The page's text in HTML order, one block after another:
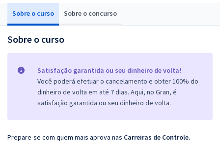
Sobre o curso Sobre o concurso
Sobre o curso
Satisfação garantida ou seu dinheiro de volta!
Você poderá efetuar o cancelamento e obter 100% do
dinheiro de volta em até 7 dias. Aqui, no Gran, é
satisfação garantida ou seu dinheiro de volta.
Prepare-se com quem mais aprova nas Carreiras de Controle.